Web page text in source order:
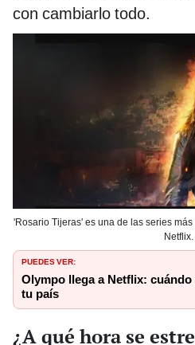
con cambiarlo todo.
'Rosario Tijeras' es una de las series
Netflix.
PUEDES VER:
Olympo llega a Netflix:
tu país
¿A qué hora se